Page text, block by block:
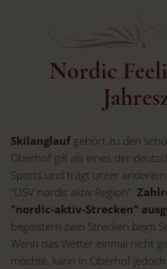
Nordic
Skilanglauf gehört zu den
Oberhof gilt als eines der
Sports und trägt unter
"DSV nordic aktiv Region".
"nordic-aktiv-Strecken"
begeistern zwei Strecken beim
Wenn das Wetter einmal nicht
möchte, kann in Oberhof